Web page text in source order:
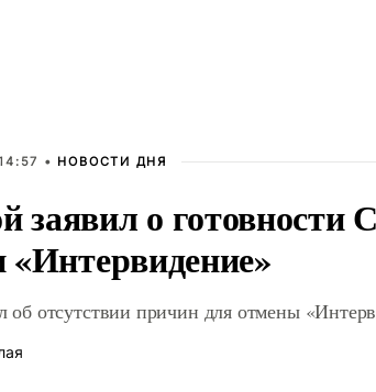
• НОВОСТИ ДНЯ
о готовности
«Интервидение»
отсутствии причин для отмены